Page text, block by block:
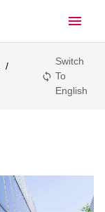
menu
/
sync
Switch
To
English